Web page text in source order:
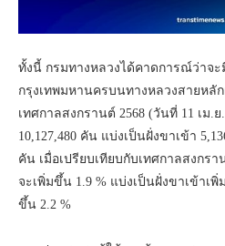
ทั้งนี้ กรมทางหลวงได้คาดการณ์ว่าจ
กรุงเทพมหานครบนทางหลวงสายหลั
เทศกาลสงกรานต์ 2568 (วันที่ 11 เม.
10,127,480 คัน แบ่งเป็นฝั่งขาเข้า
คัน เมื่อเปรียบเทียบกับเทศกาลสงกร
จะเพิ่มขึ้น 1.9 % แบ่งเป็นฝั่งขาเข้าเ
ขึ้น 2.2 %